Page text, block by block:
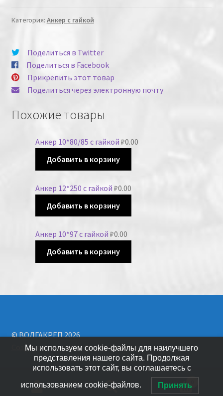
Категория: Анкер с гайкой
Поделиться в Twitter
Поделиться в Facebook
Прикрепить этот товар
Поделиться через электронную почту
Похожие товары
Анкер 10*80/85 с гайкой ₽0.00
Добавить в корзину
Анкер 12*250 с гайкой ₽0.00
Добавить в корзину
Анкер 10*97 с гайкой ₽0.00
Добавить в корзину
© ВОЛГАКРЕП 2026
Создано с помощью WooCommerce
Мы используем cookie-файлы для наилучшего
представления нашего сайта. Продолжая
использовать этот сайт, вы соглашаетесь с
использованием cookie-файлов. Принять